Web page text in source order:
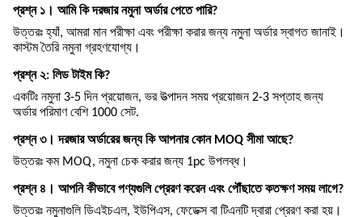
প্রশ্ন ১। আমি কি দরজার নমুনা অর্ডার পেতে পারি?
উত্তরঃ হ্যাঁ, আমরা মান পরীক্ষা এবং পরীক্ষা করার জন্য নমুনা অর্ডার স্বাগত জানাই।
কাস্টম তৈরি নমুনা গ্রহণযোগ্য।
প্রশ্ন ২: লিড টাইম কি?
একটিঃ নমুনা 3-5 দিন প্রয়োজন, ভর উত্পাদন সময় প্রয়োজন 2-3 সপ্তাহ জন্য
অর্ডার পরিমাণ বেশি 1000 সেট.
প্রশ্ন ৩। দরজার অর্ডারের জন্য কি আপনার কোন MOQ সীমা আছে?
উত্তরঃ কম MOQ, নমুনা চেক করার জন্য 1pc উপলব্ধ।
প্রশ্ন ৪। আপনি কীভাবে পণ্যগুলি প্রেরণ করেন এবং পৌঁছাতে কতক্ষণ সময় লাগে?
উত্তরঃ নমুনাগুলি ডিএইচএল, ইউপিএস, ফেডেক্স বা টিএনটি দ্বারা প্রেরণ করা হয়।